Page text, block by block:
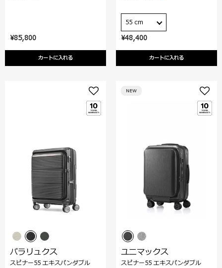
¥85,800
カートに入れる
¥48,400
カートに入れる
55 cm
パラリュクス
スピナー55 エキスパンダブル
NEW
ユニマックス
スピナー55 エキスパンダブル